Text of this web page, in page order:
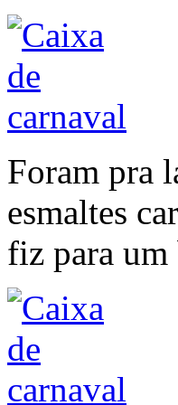
Foram pra
esmaltes
fiz para um